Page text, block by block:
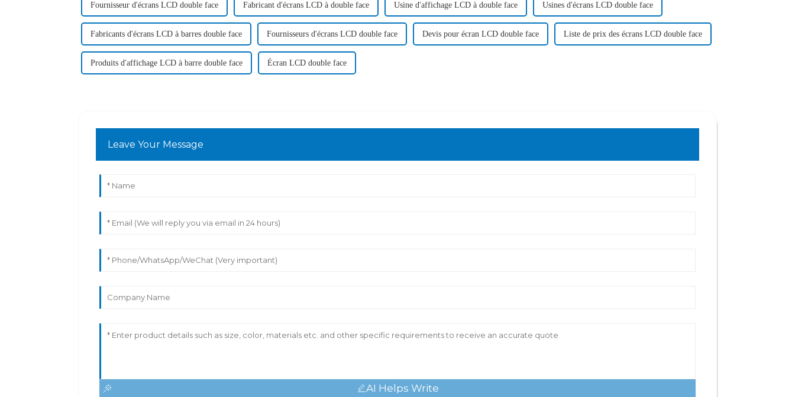
Fournisseur d'écrans LCD double face Fabricant d'écrans LCD à double face Usine d'affichage LCD à double face Usines d'écrans LCD double face
Fabricants d'écrans LCD à barres double face Fournisseurs d'écrans LCD double face Devis pour écran LCD double face Liste de prix des écrans LCD double face
Produits d'affichage LCD à barre double face Écran LCD double face
Leave Your Message
AI Helps Write